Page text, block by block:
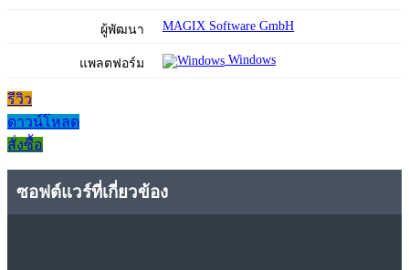
ผู้พัฒนา MAGIX Software GmbH
แพลตฟอร์ม Windows
รีวิว
ดาวน์โหลด
สั่งซื้อ
ซอฟต์แวร์ที่เกี่ยวข้อง